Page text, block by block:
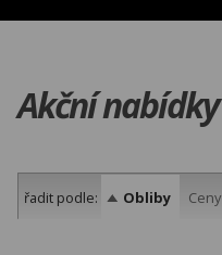
Akční nabídky
řadit podle: Obliby Ceny